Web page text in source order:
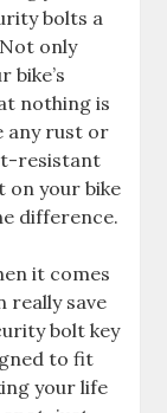
bolts⁣ a
only
bike’s
nothing is
any rust or
resistant
on ‍your bike
‍difference.⁢
it comes
really save
bolt key
‌to fit
your life